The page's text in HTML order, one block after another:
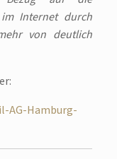
Internet durch
von deutlich
AG-Hamburg-